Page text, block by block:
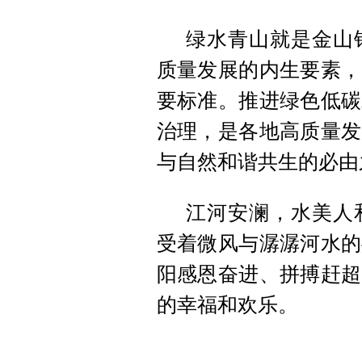
绿水青山就是金山
质量发展的内生要素
要标准。推进绿色低
治理，是各地高质量
与自然和谐共生的必
江河安澜，水美人
受着微风与潺潺河水
阳感恩奋进、拼搏赶
的幸福和欢乐。